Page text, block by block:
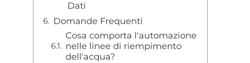
Dati
Domande Frequenti
Cosa comporta l'automazione
nelle linee di riempimento
dell'acqua?